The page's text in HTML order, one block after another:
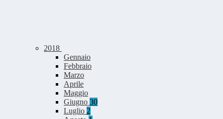
2018
Gennaio
Febbraio
Marzo
Aprile
Maggio
Giugno 30
Luglio 2